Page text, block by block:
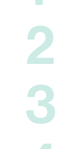
2
3